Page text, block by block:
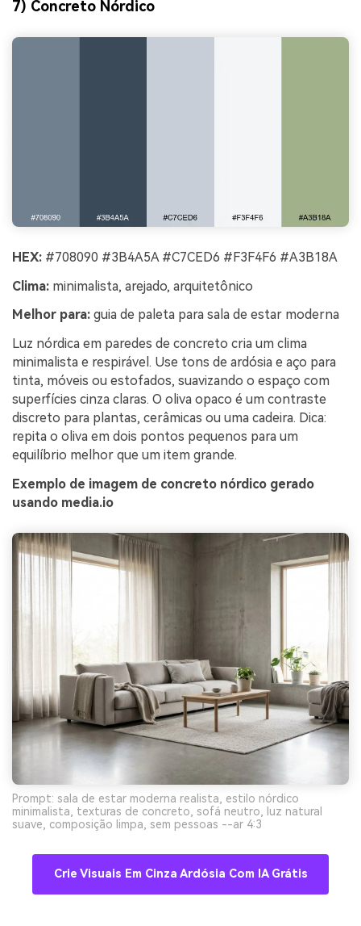
7) Concreto Nórdico
HEX: #708090 #3B4A5A #C7CED6 #F3F4F6 #A3B18A
Clima: minimalista, arejado, arquitetônico
Melhor para: guia de paleta para sala de estar moderna
Luz nórdica em paredes de concreto cria um clima
minimalista e respirável. Use tons de ardósia e aço para
tinta, móveis ou estofados, suavizando o espaço com
superfícies cinza claras. O oliva opaco é um contraste
discreto para plantas, cerâmicas ou uma cadeira. Dica:
repita o oliva em dois pontos pequenos para um
equilíbrio melhor que um item grande.
Exemplo de imagem de concreto nórdico gerado
usando media.io
Prompt: sala de estar moderna realista, estilo nórdico
minimalista, texturas de concreto, sofá neutro, luz natural
suave, composição limpa, sem pessoas --ar 4:3
Crie Visuais Em Cinza Ardósia Com IA Grátis